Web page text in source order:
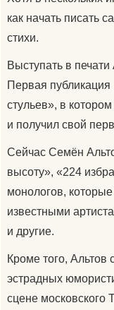
как начать писать
стихи.
Выступать в
Первая публикация
стульев», в
и получил свой
Сейчас Семён
высоту», «224
монологов,
известными
и другие.
Кроме того, Альтов
эстрадных
сцене московского